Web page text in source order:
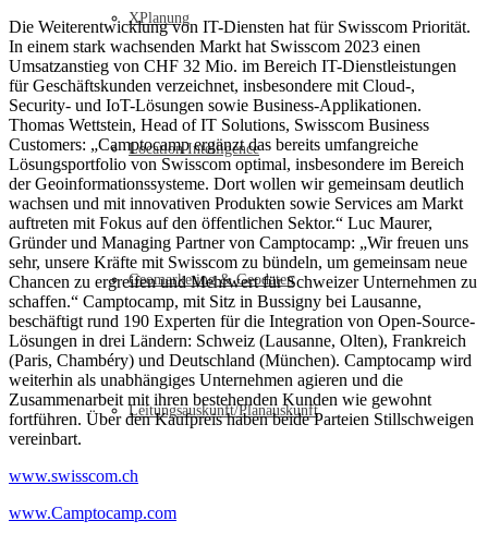
XPlanung
Location Intelligence
Geomarketing & Geodaten
Leitungsauskunft/Planauskunft
Die Weiterentwicklung von IT-Diensten hat für Swisscom Priorität.
In einem stark wachsenden Markt hat Swisscom 2023 einen
Umsatzanstieg von CHF 32 Mio. im Bereich IT-Dienstleistungen
für Geschäftskunden verzeichnet, insbesondere mit Cloud-,
Security- und IoT-Lösungen sowie Business-Applikationen.
Thomas Wettstein, Head of IT Solutions, Swisscom Business
Customers: „Camptocamp ergänzt das bereits umfangreiche
Lösungsportfolio von Swisscom optimal, insbesondere im Bereich
der Geoinformationssysteme. Dort wollen wir gemeinsam deutlich
wachsen und mit innovativen Produkten sowie Services am Markt
auftreten mit Fokus auf den öffentlichen Sektor.“ Luc Maurer,
Gründer und Managing Partner von Camptocamp: „Wir freuen uns
sehr, unsere Kräfte mit Swisscom zu bündeln, um gemeinsam neue
Chancen zu ergreifen und Mehrwert für Schweizer Unternehmen zu
schaffen.“ Camptocamp, mit Sitz in Bussigny bei Lausanne,
beschäftigt rund 190 Experten für die Integration von Open-Source-
Lösungen in drei Ländern: Schweiz (Lausanne, Olten), Frankreich
(Paris, Chambéry) und Deutschland (München). Camptocamp wird
weiterhin als unabhängiges Unternehmen agieren und die
Zusammenarbeit mit ihren bestehenden Kunden wie gewohnt
fortführen. Über den Kaufpreis haben beide Parteien Stillschweigen
vereinbart.
www.swisscom.ch
www.Camptocamp.com